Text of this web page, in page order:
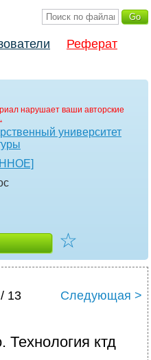
Реферат
нарушает ваши авторские
университет
☆
13 Следующая >
Технология ктд